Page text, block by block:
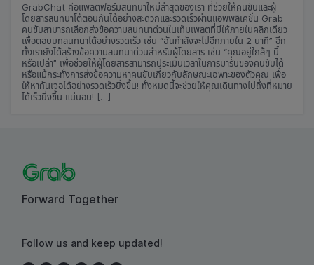
GrabChat คือแพลตฟอร์มสนทนาใหม่ล่าสุดของเรา ที่ช่วยให้คนขับและผู้
โดยสารสนทนาโต้ตอบกันได้อย่างสะดวกและรวดเร็วผ่านแอพพลิเคชั่น Grab
คนขับสามารถเลือกส่งข้อความสนทนาด่วนในเท็มเพลตที่มีให้ภายในคลิกเดียว
เพื่อตอบบทสนทนาได้อย่างรวดเร็ว เช่น “ฉันกำลังจะไปอีกภายใน 2 นาที” อีก
ทั้งเรายังได้สร้างข้อความสนทนาด่วนสำหรับผู้โดยสาร เช่น “คุณอยู่ใกล้ๆ นี้
หรือเปล่า” เพื่อช่วยให้ผู้โดยสารสามารถประเมินเวลาในการมารับของคนขับได้
หรือแม้กระทั่งการส่งข้อความหาคนขับเกี่ยวกับลักษณะเฉพาะของตัวคุณ เพื่อ
ให้หากันเจอได้อย่างรวดเร็วยิ่งขึ้น! ทั้งหมดนี้จะช่วยให้คุณเดินทางไปถึงที่หมาย
ได้เร็วยิ่งขึ้น แน่นอน! […]
Forward Together
Follow us and keep updated!